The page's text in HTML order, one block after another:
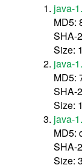
java-
MD5:
SHA-
Size:
java-
MD5:
SHA-
Size:
java-
MD5:
SHA-
Size: